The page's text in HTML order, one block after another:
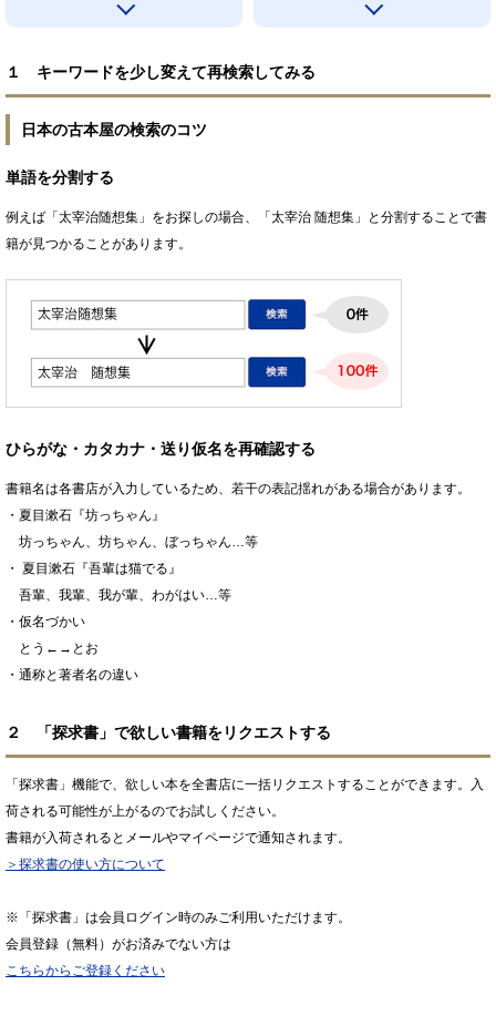
１ キーワードを少し変えて再検索してみる
日本の古本屋の検索のコツ
単語を分割する
例えば「太宰治随想集」をお探しの場合、「太宰治 随想集」と分割することで書
籍が見つかることがあります。
ひらがな・カタカナ・送り仮名を再確認する
書籍名は各書店が入力しているため、若干の表記揺れがある場合があります。
・夏目漱石『坊っちゃん』
坊っちゃん、坊ちゃん、ぼっちゃん…等
・ 夏目漱石『吾輩は猫でる』
吾輩、我輩、我が輩、わがはい…等
・仮名づかい
とう←→とお
・通称と著者名の違い
２ 「探求書」で欲しい書籍をリクエストする
「探求書」機能で、欲しい本を全書店に一括リクエストすることができます。入
荷される可能性が上がるのでお試しください。
書籍が入荷されるとメールやマイページで通知されます。
＞探求書の使い方について
※「探求書」は会員ログイン時のみご利用いただけます。
会員登録（無料）がお済みでない方は
こちらからご登録ください